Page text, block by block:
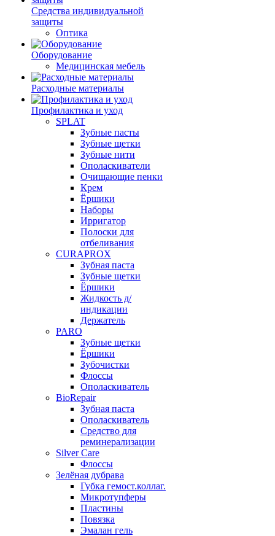
Средства индивидуальной
защиты
Оптика
Оборудование
Медицинская мебель
Расходные материалы
Профилактика и уход
SPLAT
Зубные пасты
Зубные щетки
Зубные нити
Ополаскиватели
Очищающие пенки
Крем
Ёршики
Наборы
Ирригатор
Полоски для
отбеливания
CURAPROX
Зубная паста
Зубные щетки
Ёршики
Жидкость д/
индикации
Держатель
PARO
Зубные щетки
Ёршики
Зубочистки
Флоссы
Ополаскиватель
BioRepair
Зубная паста
Ополаскиватель
Средство для
реминерализации
Silver Care
Флоссы
Зелёная дубрава
Губка гемост.коллаг.
Микротупферы
Пластины
Повязка
Эмалан гель